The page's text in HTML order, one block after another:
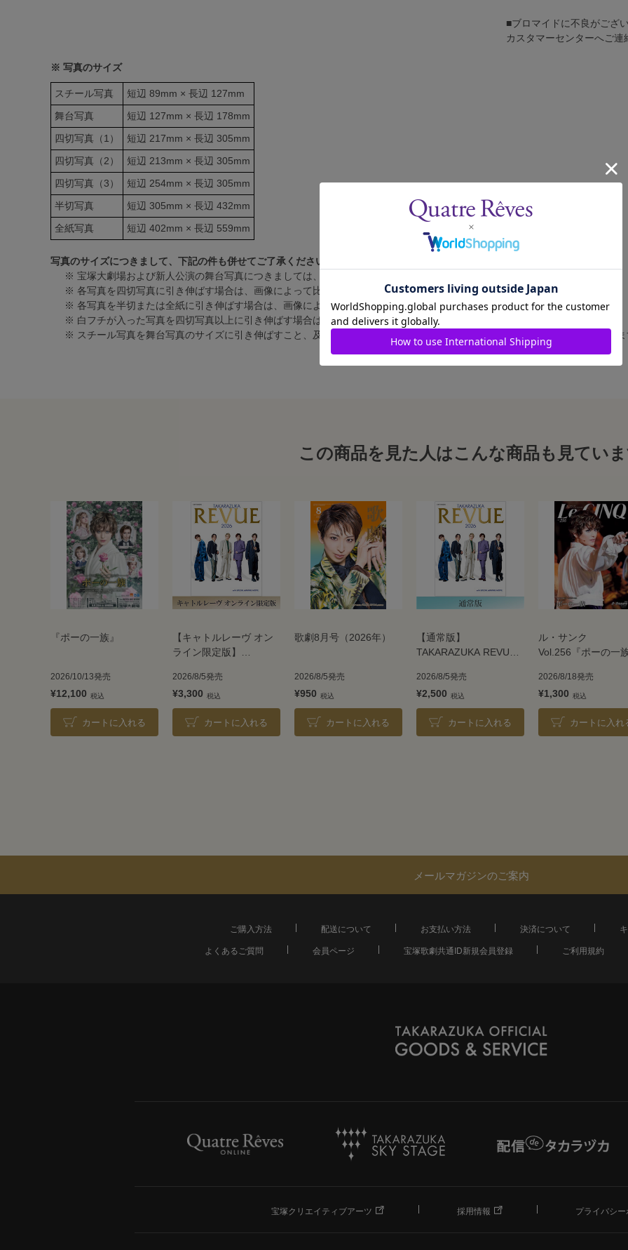
※ 写真のサイズ
スチール写真
短辺 89mm × 長辺 127mm
舞台写真
短辺 127mm × 長辺 178mm
四切写真（1）
短辺 217mm × 長辺 305mm
四切写真（2）
短辺 213mm × 長辺 305mm
四切写真（3）
短辺 254mm × 長辺 305mm
半切写真
短辺 305mm × 長辺 432mm
全紙写真
短辺 402mm × 長辺 559mm
写真のサイズにつきまして、下記の件も併せてご了承ください。
※ 宝塚大劇場および新人公演の舞台写真につきましては、4辺に白フチが入ります。
※ 各写真を四切写真に引き伸ばす場合は、画像によって比率の都合上、（1）～（3）の何れかのサイズになります。
※ 各写真を半切または全紙に引き伸ばす場合は、画像によって比率が異なりますが、上記のサイズに統一しております。
※ 白フチが入った写真を四切写真以上に引き伸ばす場合は、白フチ無しの写真となります。
※ スチール写真を舞台写真のサイズに引き伸ばすこと、及び舞台写真をスチール写真のサイズに縮小することは、いたしかね
■ブロマイドに不良がござ
カスタマーセンターへご連
この商品を見た人はこんな商品も見てい
『ポーの一族』
2026/10/13発売
¥12,100
カートに入れる
【キャトルレーヴ オン
ライン限定版】
2026
2026/8/5発売
¥3,300
カートに入れる
歌劇8月号（2026年）
2026/8/5発売
¥950
カートに入れる
【通常版】
TAKARAZUKA REVUE
2026/8/5発売
¥2,500
カートに入れる
ル・サンク
Vol.256『ポーの一
2026/8/18発売
¥1,300
カートに入れ
メールマガジンのご案内
ご購入方法 配送について お支払い方法 決済について
よくあるご質問
会員ページ 宝塚歌劇共通ID新規会員登録 ご利用規約
宝塚クリエイティブアーツ 採用情報 プライバシ